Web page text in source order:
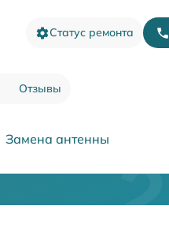
Статус ремонта
Отзывы
Замена антенны